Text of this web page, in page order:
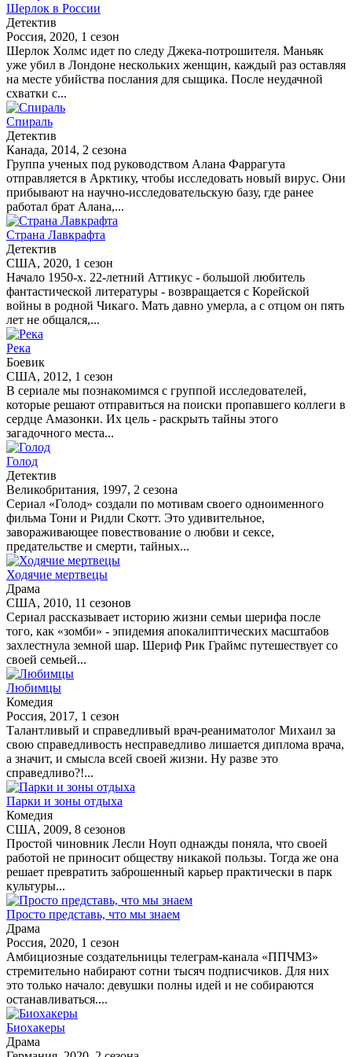
Шерлок в России
Детектив
Россия, 2020, 1 сезон
Шерлок Холмс идет по следу Джека-потрошителя. Маньяк
уже убил в Лондоне нескольких женщин, каждый раз оставляя
на месте убийства послания для сыщика. После неудачной
схватки с...
Спираль
Детектив
Канада, 2014, 2 сезона
Группа ученых под руководством Алана Фаррагута
отправляется в Арктику, чтобы исследовать новый вирус. Они
прибывают на научно-исследовательскую базу, где ранее
работал брат Алана,...
Страна Лавкрафта
Детектив
США, 2020, 1 сезон
Начало 1950-х. 22-летний Аттикус - большой любитель
фантастической литературы - возвращается с Корейской
войны в родной Чикаго. Мать давно умерла, а с отцом он пять
лет не общался,...
Река
Боевик
США, 2012, 1 сезон
В сериале мы познакомимся с группой исследователей,
которые решают отправиться на поиски пропавшего коллеги в
сердце Амазонки. Их цель - раскрыть тайны этого
загадочного места...
Голод
Детектив
Великобритания, 1997, 2 сезона
Сериал «Голод» создали по мотивам своего одноименного
фильма Тони и Ридли Скотт. Это удивительное,
завораживающее повествование о любви и сексе,
предательстве и смерти, тайных...
Ходячие мертвецы
Драма
США, 2010, 11 сезонов
Сериал рассказывает историю жизни семьи шерифа после
того, как «зомби» - эпидемия апокалиптических масштабов
захлестнула земной шар. Шериф Рик Граймс путешествует со
своей семьей...
Любимцы
Комедия
Россия, 2017, 1 сезон
Талантливый и справедливый врач-реаниматолог Михаил за
свою справедливость несправедливо лишается диплома врача,
а значит, и смысла всей своей жизни. Ну разве это
справедливо?!...
Парки и зоны отдыха
Комедия
США, 2009, 8 сезонов
Простой чиновник Лесли Ноуп однажды поняла, что своей
работой не приносит обществу никакой пользы. Тогда же она
решает превратить заброшенный карьер практически в парк
культуры...
Просто представь, что мы знаем
Драма
Россия, 2020, 1 сезон
Амбициозные создательницы телеграм-канала «ППЧМЗ»
стремительно набирают сотни тысяч подписчиков. Для них
это только начало: девушки полны идей и не собираются
останавливаться....
Биохакеры
Драма